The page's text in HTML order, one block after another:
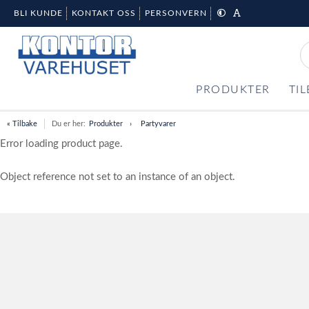
BLI KUNDE KONTAKT OSS PERSONVERN
PRODUKTER
« Tilbake Du er her: Produkter Partyvarer
Error loading product page.
Object reference not set to an instance of an object.